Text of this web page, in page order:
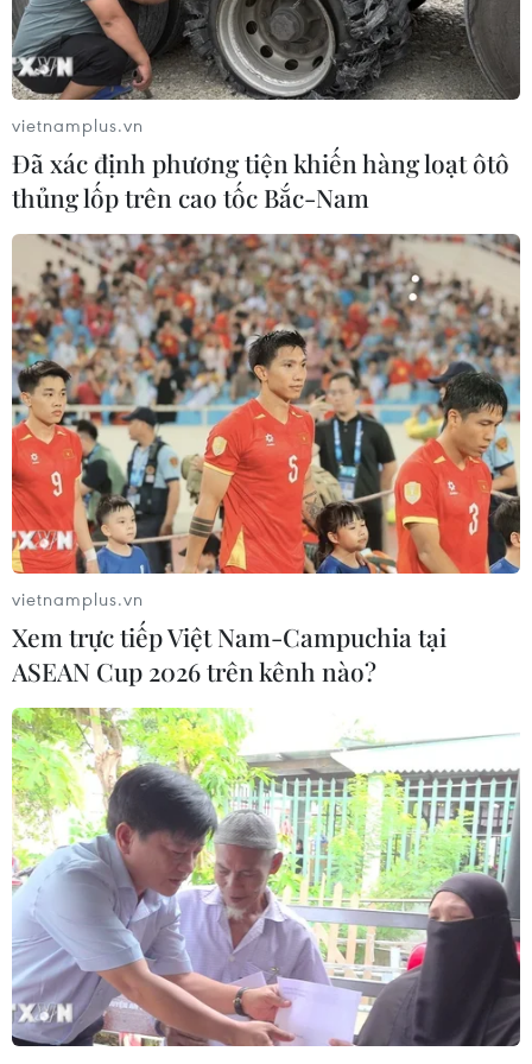
Hàn Quốc: Tên lửa siêu thanh của Triều
Tiên ở giai đoạn đầu phát triển
29/09/2021 11:52
Sau khi KCNA thông báo về vụ phóng thử Hwasong-8
tại Toyang-ri, Hội đồng tham mưu trưởng liên quân Hàn
Quốc cho biết tên lửa siêu thanh mới này đang ở giai
đoạn đầu phát triển.
Hội đồng Bảo an Liên hợp quốc nhóm họp
vietnamplus.vn
Đã xác định phương tiện khiến hàng loạt ôtô
thủng lốp trên cao tốc Bắc-Nam
vietnamplus.vn
Xem trực tiếp Việt Nam-Campuchia tại
ASEAN Cup 2026 trên kênh nào?